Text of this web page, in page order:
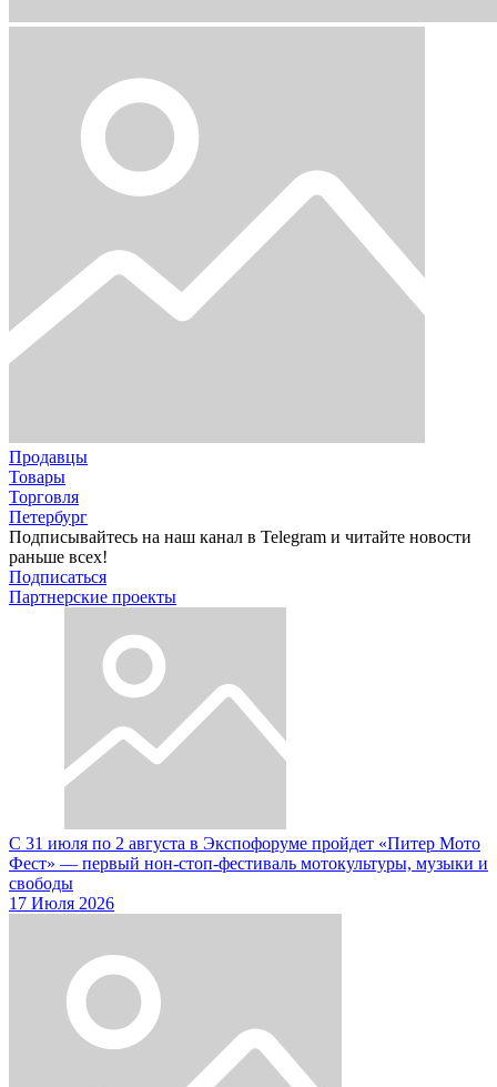
Продавцы
Товары
Торговля
Петербург
Подписывайтесь на наш канал в Telegram и читайте новости
раньше всех!
Подписаться
Партнерские проекты
С 31 июля по 2 августа в Экспофоруме пройдет «Питер Мото
Фест» — первый нон-стоп-фестиваль мотокультуры, музыки и
свободы
17 Июля 2026